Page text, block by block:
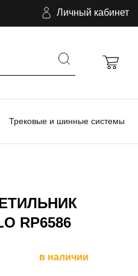
Личный кабинет
Трековые и шинные системы
RP6586
в наличии